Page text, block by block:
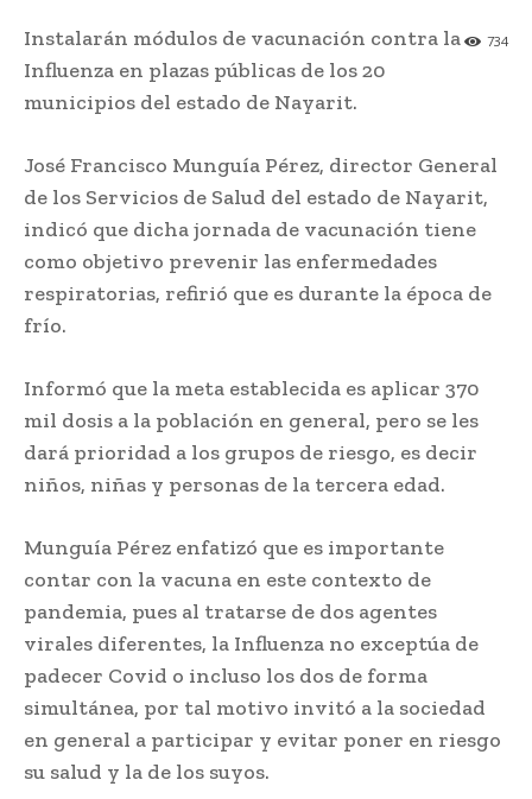
734
Instalarán módulos de vacunación contra la
Influenza en plazas públicas de los 20
municipios del estado de Nayarit.
José Francisco Munguía Pérez, director General
de los Servicios de Salud del estado de Nayarit,
indicó que dicha jornada de vacunación tiene
como objetivo prevenir las enfermedades
respiratorias, refirió que es durante la época de
frío.
Informó que la meta establecida es aplicar 370
mil dosis a la población en general, pero se les
dará prioridad a los grupos de riesgo, es decir
niños, niñas y personas de la tercera edad.
Munguía Pérez enfatizó que es importante
contar con la vacuna en este contexto de
pandemia, pues al tratarse de dos agentes
virales diferentes, la Influenza no exceptúa de
padecer Covid o incluso los dos de forma
simultánea, por tal motivo invitó a la sociedad
en general a participar y evitar poner en riesgo
su salud y la de los suyos.